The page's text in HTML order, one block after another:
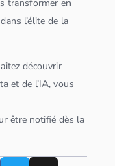
transformer en
l’élite de la
découvrir
et de l’IA, vous
être notifié dès la